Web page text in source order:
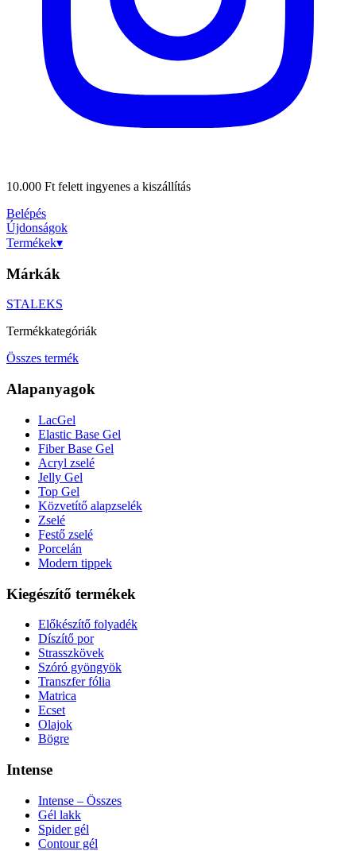
10.000 Ft felett ingyenes a kiszállítás
Belépés
Újdonságok
Termékek▾
Márkák
STALEKS
Termékkategóriák
Összes termék
Alapanyagok
LacGel
Elastic Base Gel
Fiber Base Gel
Acryl zselé
Jelly Gel
Top Gel
Közvetítő alapzselék
Zselé
Festő zselé
Porcelán
Modern tippek
Kiegészítő termékek
Előkészítő folyadék
Díszítő por
Strasszkövek
Szóró gyöngyök
Transzfer fólia
Matrica
Ecset
Olajok
Bögre
Intense
Intense – Összes
Gél lakk
Spider gél
Contour gél